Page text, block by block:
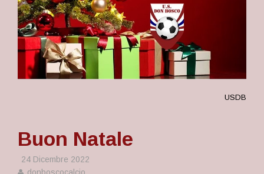
USDB
Buon Natale
24 Dicembre 2022